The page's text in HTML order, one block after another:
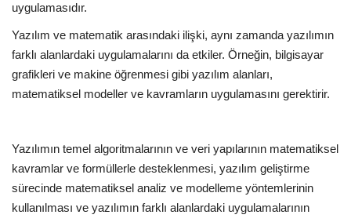
uygulamasıdır.
Yazılım ve matematik arasındaki ilişki, aynı zamanda yazılımın
farklı alanlardaki uygulamalarını da etkiler. Örneğin, bilgisayar
grafikleri ve makine öğrenmesi gibi yazılım alanları,
matematiksel modeller ve kavramların uygulamasını gerektirir.
Yazılımın temel algoritmalarının ve veri yapılarının matematiksel
kavramlar ve formüllerle desteklenmesi, yazılım geliştirme
sürecinde matematiksel analiz ve modelleme yöntemlerinin
kullanılması ve yazılımın farklı alanlardaki uygulamalarının